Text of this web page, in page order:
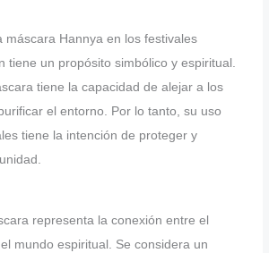
máscara Hannya en los festivales
tiene un propósito simbólico y espiritual.
tiene la capacidad de alejar a los
el entorno. Por lo tanto, su uso
tiene la intención de proteger y
representa la conexión entre el
mundo espiritual. Se considera un